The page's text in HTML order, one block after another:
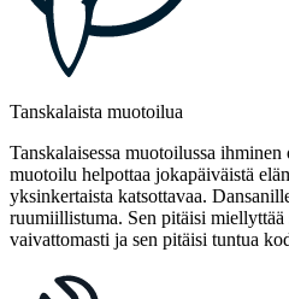
Tanskalaista muotoilua
Tanskalaisessa muotoilussa
muotoilu helpottaa jokapäiväistä
yksinkertaista katsottavaa.
ruumiillistuma. Sen pitäisi miellyttää
vaivattomasti ja sen pitäisi tuntua